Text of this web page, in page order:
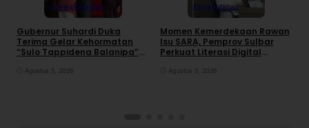
Polewali Mandar
Gubernur Suhardi Duka
Terima Gelar Kehormatan
“Sulo Tappidena Balanipa”
Balanipa
Agustus 5, 2026
Pemerintahan
Momen Kemerdekaan Rawan
Isu SARA, Pemprov Sulbar
Perkuat Literasi Digital
Agustus 5, 2026